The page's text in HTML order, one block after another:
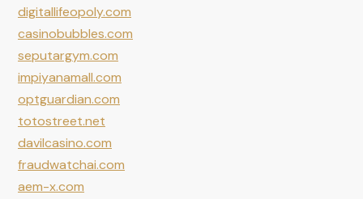
digitallifeopoly.com
casinobubbles.com
seputargym.com
impiyanamall.com
optguardian.com
totostreet.net
davilcasino.com
fraudwatchai.com
aem-x.com